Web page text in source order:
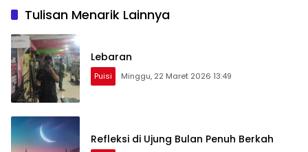
Tulisan Menarik Lainnya
Lebaran
Puisi Minggu, 22 Maret 2026 13:49
Refleksi di Ujung Bulan Penuh Berkah